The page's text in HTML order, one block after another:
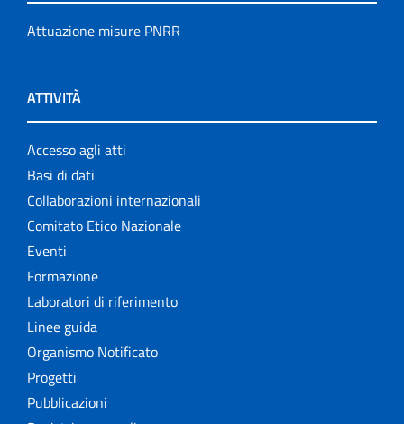
Attuazione misure PNRR
ATTIVITÀ
Accesso agli atti
Basi di dati
Collaborazioni internazionali
Comitato Etico Nazionale
Eventi
Formazione
Laboratori di riferimento
Linee guida
Organismo Notificato
Progetti
Pubblicazioni